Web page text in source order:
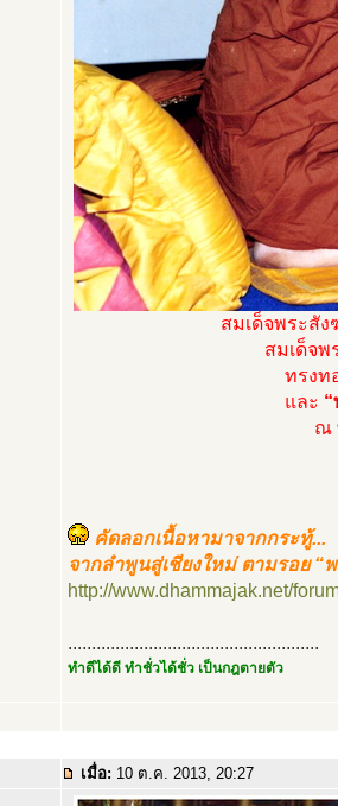
สมเด็จพระสั
สมเด็จ
ทรงท
และ
ณ
คัดลอกเนื้อหามาจากกระทู้...
จากลำพูนสู่เชียงใหม่ ตามรอย “
http://www.dhammajak.net/
.....................................................
ทำดีได้ดี ทำชั่วได้ชั่ว เป็นกฎตายตัว
เมื่อ: 10 ต.ค. 2013, 20:27